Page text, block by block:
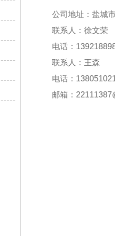
公司地址：盐城市
联系人：徐文荣
电话：
联系人：王森
电话：
邮箱：